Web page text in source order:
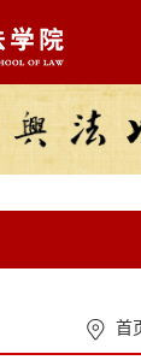
首